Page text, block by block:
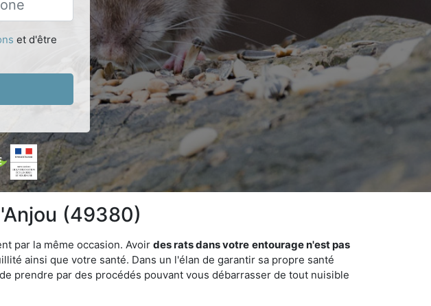
et d'être
(49380)
par la même occasion. Avoir des rats dans votre entourage n'est pas
ainsi que votre santé. Dans un l'élan de garantir sa propre santé
prendre par des procédés pouvant vous débarrasser de tout nuisible